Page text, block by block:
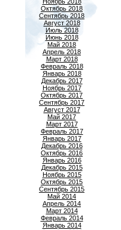
Октябрь 2018
Сентябрь 2018
Август 2018
Июль 2018
Июнь 2018
Май 2018
Апрель 2018
Март 2018
Февраль 2018
Январь 2018
Декабрь 2017
Ноябрь 2017
Октябрь 2017
Сентябрь 2017
Август 2017
Май 2017
Март 2017
Февраль 2017
Январь 2017
Декабрь 2016
Октябрь 2016
Январь 2016
Декабрь 2015
Ноябрь 2015
Октябрь 2015
Сентябрь 2015
Май 2014
Апрель 2014
Март 2014
Февраль 2014
Январь 2014